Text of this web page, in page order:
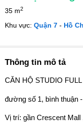
35 m2
Khu vực: Quận 7 - Hồ
Thông tin mô tả
CĂN HỘ STUDIO
️đường số 1, bình thuận
Vị trí: gần Crescent Mall